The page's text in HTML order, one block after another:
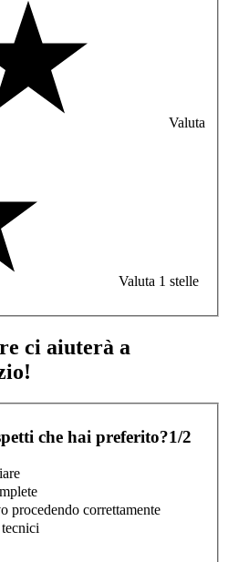
Valuta
Valuta 1 stelle
ci aiuterà a
che hai preferito?1/2
procedendo correttamente